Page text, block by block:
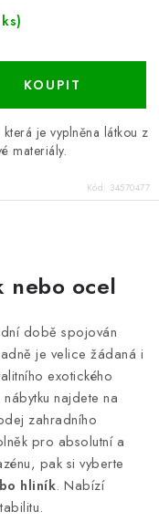
je vyplněna látkou z
materiály.
Kód: 34570477
nebo ocel
době spojován
je velice žádaná i
exotického
najdete na
zahradního
pro absolutní a
pak si vyberte
hliník. Nabízí